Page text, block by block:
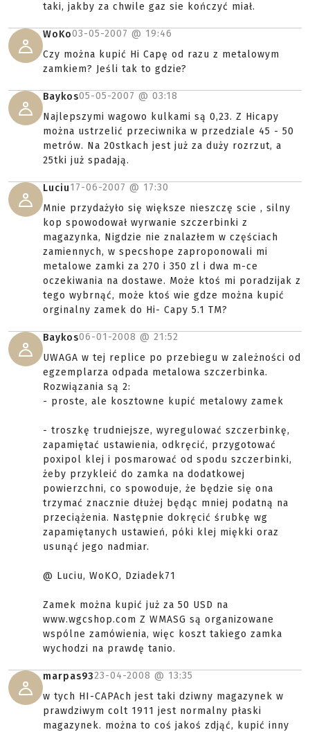
taki, jakby za chwile gaz sie kończyć miał.
WoKo03-05-2007 @ 19:46
Czy można kupić Hi Capę od razu z metalowym
zamkiem? Jeśli tak to gdzie?
Baykos05-05-2007 @ 03:18
Najlepszymi wagowo kulkami są 0,23. Z Hicapy
można ustrzelić przeciwnika w przedziale 45 - 50
metrów. Na 20stkach jest już za duży rozrzut, a
25tki już spadają.
Luciu17-06-2007 @ 17:30
Mnie przydażyło się większe nieszczę scie , silny
kop spowodował wyrwanie szczerbinki z
magazynka, Nigdzie nie znalazłem w częściach
zamiennych, w specshope zaproponowali mi
metalowe zamki za 270 i 350 zl i dwa m-ce
oczekiwania na dostawe. Może ktoś mi poradzijak z
tego wybrnąć, może ktoś wie gdze można kupić
orginalny zamek do Hi- Capy 5.1 TM?
Baykos06-01-2008 @ 21:52
UWAGA w tej replice po przebiegu w zależności od
egzemplarza odpada metalowa szczerbinka.
Rozwiązania są 2:
- proste, ale kosztowne kupić metalowy zamek
- troszkę trudniejsze, wyregulować szczerbinkę,
zapamiętać ustawienia, odkręcić, przygotować
poxipol klej i posmarować od spodu szczerbinki,
żeby przykleić do zamka na dodatkowej
powierzchni, co spowoduje, że będzie się ona
trzymać znacznie dłużej będąc mniej podatną na
przeciążenia. Następnie dokręcić śrubkę wg
zapamiętanych ustawień, póki klej miękki oraz
usunąć jego nadmiar.
@ Luciu, WoKO, Dziadek71
Zamek można kupić już za 50 USD na
www.wgcshop.com Z WMASG są organizowane
wspólne zamówienia, więc koszt takiego zamka
wychodzi na prawdę tanio.
marpas9323-04-2008 @ 13:35
w tych HI-CAPAch jest taki dziwny magazynek w
prawdziwym colt 1911 jest normalny płaski
magazynek. można to coś jakoś zdjąć, kupić inny